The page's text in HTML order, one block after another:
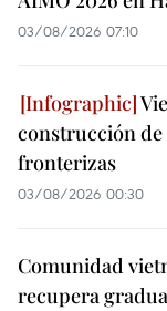
03/08/2026 07:10
construcción
fronterizas
03/08/2026 00:30
Comunidad
recupera